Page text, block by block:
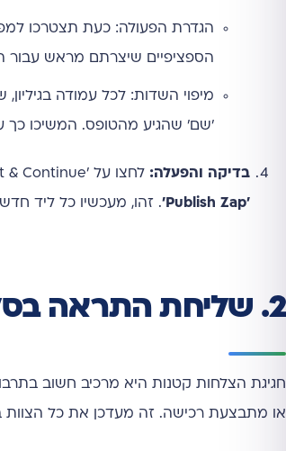
הספציפיים שיצרתם מראש עבור
מיפוי השדות: לכל עמודה
'שם' שהגיע מהטופס. המשיכו כך
בדיקה והפעלה: לחצו על 'Test & Continue'. זאפייר ייצור שורת בדיקה בגיליון הגוגל שלכם עם הנתונים מהטופס. אם הכל תקין, לחצו על
'Publish Zap' . זהו, מעכשיו כל ליד
2. שליחת התראה בסלאק (Slack) על לקוח חדש
חגיגת הצלחות קטנות היא מרכיב חשוב
או מתבצעת רכישה. זה מעדכן את כל